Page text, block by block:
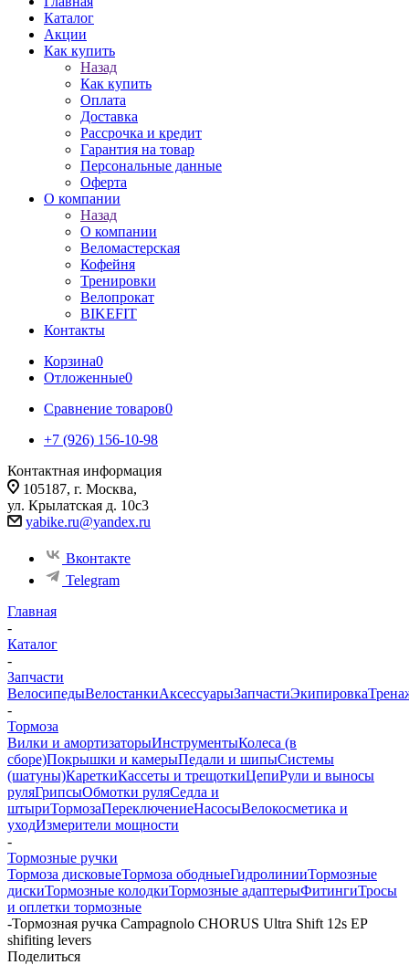
Каталог
Акции
Как купить
Назад
Как купить
Оплата
Доставка
Рассрочка и кредит
Гарантия на товар
Персональные данные
Оферта
О компании
Назад
О компании
Веломастерская
Кофейня
Тренировки
Велопрокат
BIKEFIT
Контакты
Корзина0
Отложенные0
Сравнение товаров0
+7 (926) 156-10-98
Контактная информация
105187, г. Москва,
ул. Крылатская д. 10с3
yabike.ru@yandex.ru
Вконтакте
Telegram
Главная
-
Каталог
-
Запчасти
ВелосипедыВелостанкиАксессуарыЗапчастиЭкипировка
-
Тормоза
Вилки и амортизаторыИнструментыКолеса (в
сборе)Покрышки и камерыПедали и шипыСистемы
(шатуны)КареткиКассеты и трещоткиЦепиРули и выносы
руляГрипсыОбмотки руляСедла и
штыриТормозаПереключениеНасосыВелокосметика и
уходИзмерители мощности
-
Тормозные ручки
Тормоза дисковыеТормоза ободныеГидролинииТормозные
дискиТормозные колодкиТормозные адаптерыФитингиТросы
и оплетки тормозные
-Тормозная ручка Campagnolo CHORUS Ultra Shift 12s EP
shifiting levers
Поделиться